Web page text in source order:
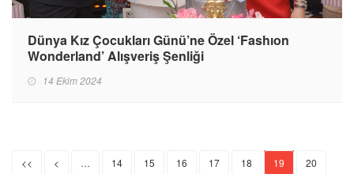
Dünya Kız Çocukları Günü’ne Özel ‘Fashıon
Wonderland’ Alışveriş Şenliği
14 Ekim 2024
<< < … 14 15 16 17 18 19
20